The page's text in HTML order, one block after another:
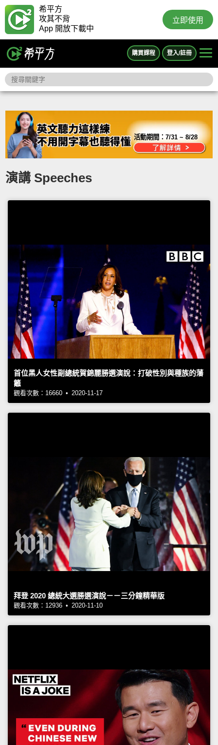
希平方
攻其不背
App 開放下載中
立即使用
購買課程 登入/註冊
活動期間：7/31 ~ 8/28
演講 Speeches
首位黑人女性副總統賀錦麗勝選演說：打破性別與種族的藩
籬
觀看次數：16660 • 2020-11-17
拜登 2020 總統大選勝選演說－－三分鐘精華版
觀看次數：12936 • 2020-11-10